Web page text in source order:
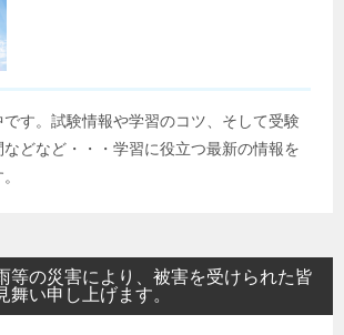
す。試験情報や学習のコツ、そして受験
どなど・・・学習に役立つ最新の情報を
等の災害により、被害を受けられた皆
舞い申し上げます。